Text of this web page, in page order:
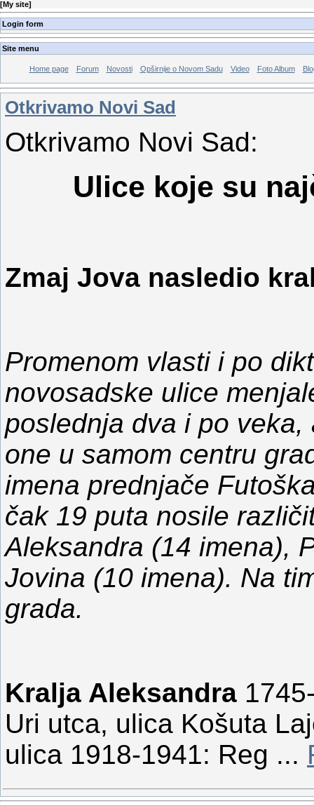
[My site]
Login form
Site menu
Home page Forum Novosti Opširnije o Novom Sadu Video Foto Album
Otkrivamo Novi Sad
Otkrivamo Novi Sad:
Ulice koje su
Zmaj Jova nasledio
Promenom vlasti i po
novosadske ulice
poslednja dva i po
one u samom centru
imena prednjače
čak 19 puta nosile
Aleksandra (14 imena),
Jovina (10 imena). Na
grada.
Kralja Aleksandra
Uri utca, ulica Košuta
ulica 1918-1941: Reg ...